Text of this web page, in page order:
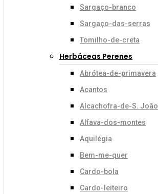
Sargaço-branco
Sargaço-das-serras
Tomilho-de-creta
Herbáceas Perenes
Abrótea-de-primavera
Acantos
Alcachofra-de-S. João
Alfava-dos-montes
Aquilégia
Bem-me-quer
Cardo-bola
Cardo-leiteiro